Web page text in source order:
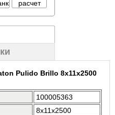
Pulido Brillo 8x11x2500
100005363
8x11x2500